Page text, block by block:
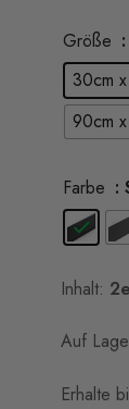
Größe
30cm
90cm
Farbe :
Inhalt:
Auf
Erhalte